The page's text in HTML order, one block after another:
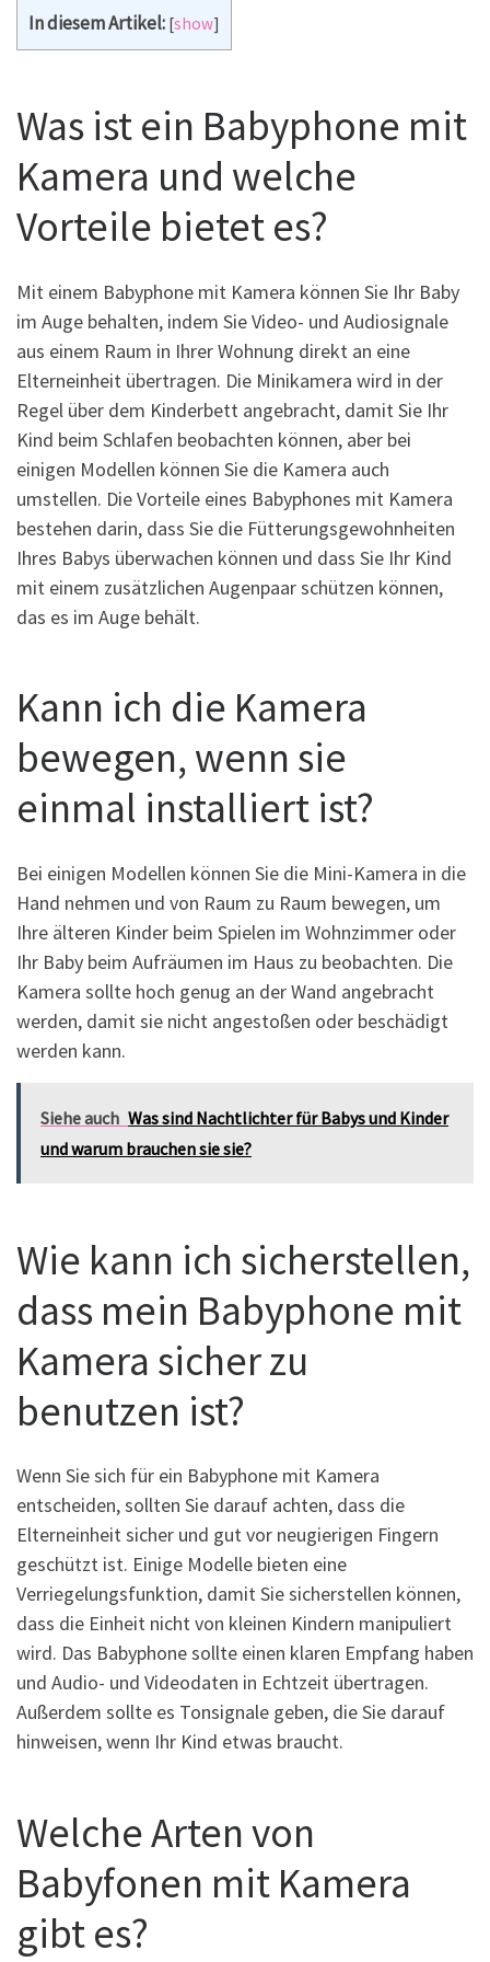
In diesem Artikel: [show]
Was ist ein Babyphone mit
Kamera und welche
Vorteile bietet es?
Mit einem Babyphone mit Kamera können Sie Ihr Baby
im Auge behalten, indem Sie Video- und Audiosignale
aus einem Raum in Ihrer Wohnung direkt an eine
Elterneinheit übertragen. Die Minikamera wird in der
Regel über dem Kinderbett angebracht, damit Sie Ihr
Kind beim Schlafen beobachten können, aber bei
einigen Modellen können Sie die Kamera auch
umstellen. Die Vorteile eines Babyphones mit Kamera
bestehen darin, dass Sie die Fütterungsgewohnheiten
Ihres Babys überwachen können und dass Sie Ihr Kind
mit einem zusätzlichen Augenpaar schützen können,
das es im Auge behält.
Kann ich die Kamera
bewegen, wenn sie
einmal installiert ist?
Bei einigen Modellen können Sie die Mini-Kamera in die
Hand nehmen und von Raum zu Raum bewegen, um
Ihre älteren Kinder beim Spielen im Wohnzimmer oder
Ihr Baby beim Aufräumen im Haus zu beobachten. Die
Kamera sollte hoch genug an der Wand angebracht
werden, damit sie nicht angestoßen oder beschädigt
werden kann.
Siehe auch Was sind Nachtlichter für Babys und Kinder
und warum brauchen sie sie?
Wie kann ich sicherstellen,
dass mein Babyphone mit
Kamera sicher zu
benutzen ist?
Wenn Sie sich für ein Babyphone mit Kamera
entscheiden, sollten Sie darauf achten, dass die
Elterneinheit sicher und gut vor neugierigen Fingern
geschützt ist. Einige Modelle bieten eine
Verriegelungsfunktion, damit Sie sicherstellen können,
dass die Einheit nicht von kleinen Kindern manipuliert
wird. Das Babyphone sollte einen klaren Empfang haben
und Audio- und Videodaten in Echtzeit übertragen.
Außerdem sollte es Tonsignale geben, die Sie darauf
hinweisen, wenn Ihr Kind etwas braucht.
Welche Arten von
Babyfonen mit Kamera
gibt es?